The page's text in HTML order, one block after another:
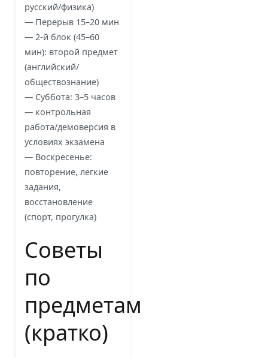
русский/физика)
— Перерыв 15–20 мин
— 2-й блок (45–60
мин): второй предмет
(английский/
обществознание)
— Суббота: 3–5 часов
— контрольная
работа/демоверсия в
условиях экзамена
— Воскресенье:
повторение, легкие
задания,
восстановление
(спорт, прогулка)
Советы
по
предметам
(кратко)